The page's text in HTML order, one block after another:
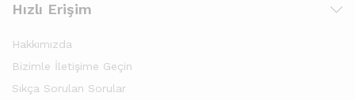
Hızlı Erişim
Hakkımızda
Bizimle İletişime Geçin
Sıkça Sorulan Sorular